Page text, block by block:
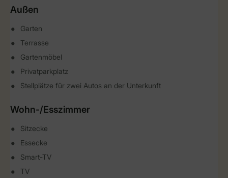
Außen
Garten
Terrasse
Gartenmöbel
Privatparkplatz
Stellplätze für zwei Autos an der Unterkunft
Wohn-/Esszimmer
Sitzecke
Essecke
Smart-TV
TV